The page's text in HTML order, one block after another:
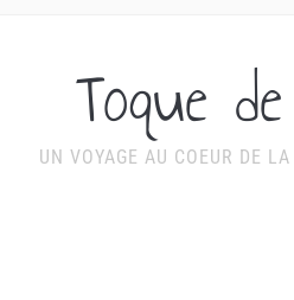
Toque
UN VOYAGE AU COEUR DE